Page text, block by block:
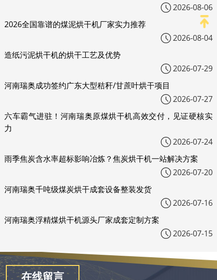
2026-08-06
2026全国靠谱的煤泥烘干机厂家实力推荐
2026-08-04
造纸污泥烘干机的烘干工艺及优势
2026-07-29
河南瑞奥成功签约广东大型秸秆/甘蔗叶烘干项目
2026-07-27
六车霸气进驻！河南瑞奥原煤烘干机高效交付，见证硬核实
力
2026-07-24
雨季焦炭含水率超标影响冶炼？焦炭烘干机一站解决方案
2026-07-20
河南瑞奥千吨级煤炭烘干成套设备整装发货
2026-07-16
河南瑞奥浮精煤烘干机源头厂家成套定制方案
2026-07-15
在线留言